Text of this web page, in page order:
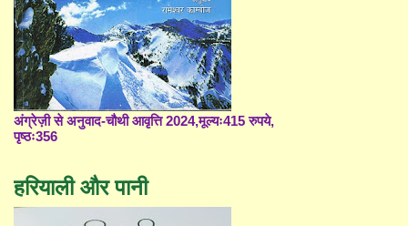
अंग्रेज़ी से अनुवाद-चौथी आवृत्ति 2024,मूल्यः415 रुपये,
पृष्ठः356
हरियाली और पानी